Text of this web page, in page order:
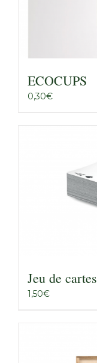
ECOCUPS
0,30€
Jeu de cartes
1,50€